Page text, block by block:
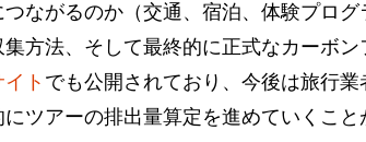
ながるのか（交通、宿泊、体験プロ
方法、そして最終的に正式なカーボ
ト でも公開されており、今後は旅行
ツアーの排出量算定を進めていくこと